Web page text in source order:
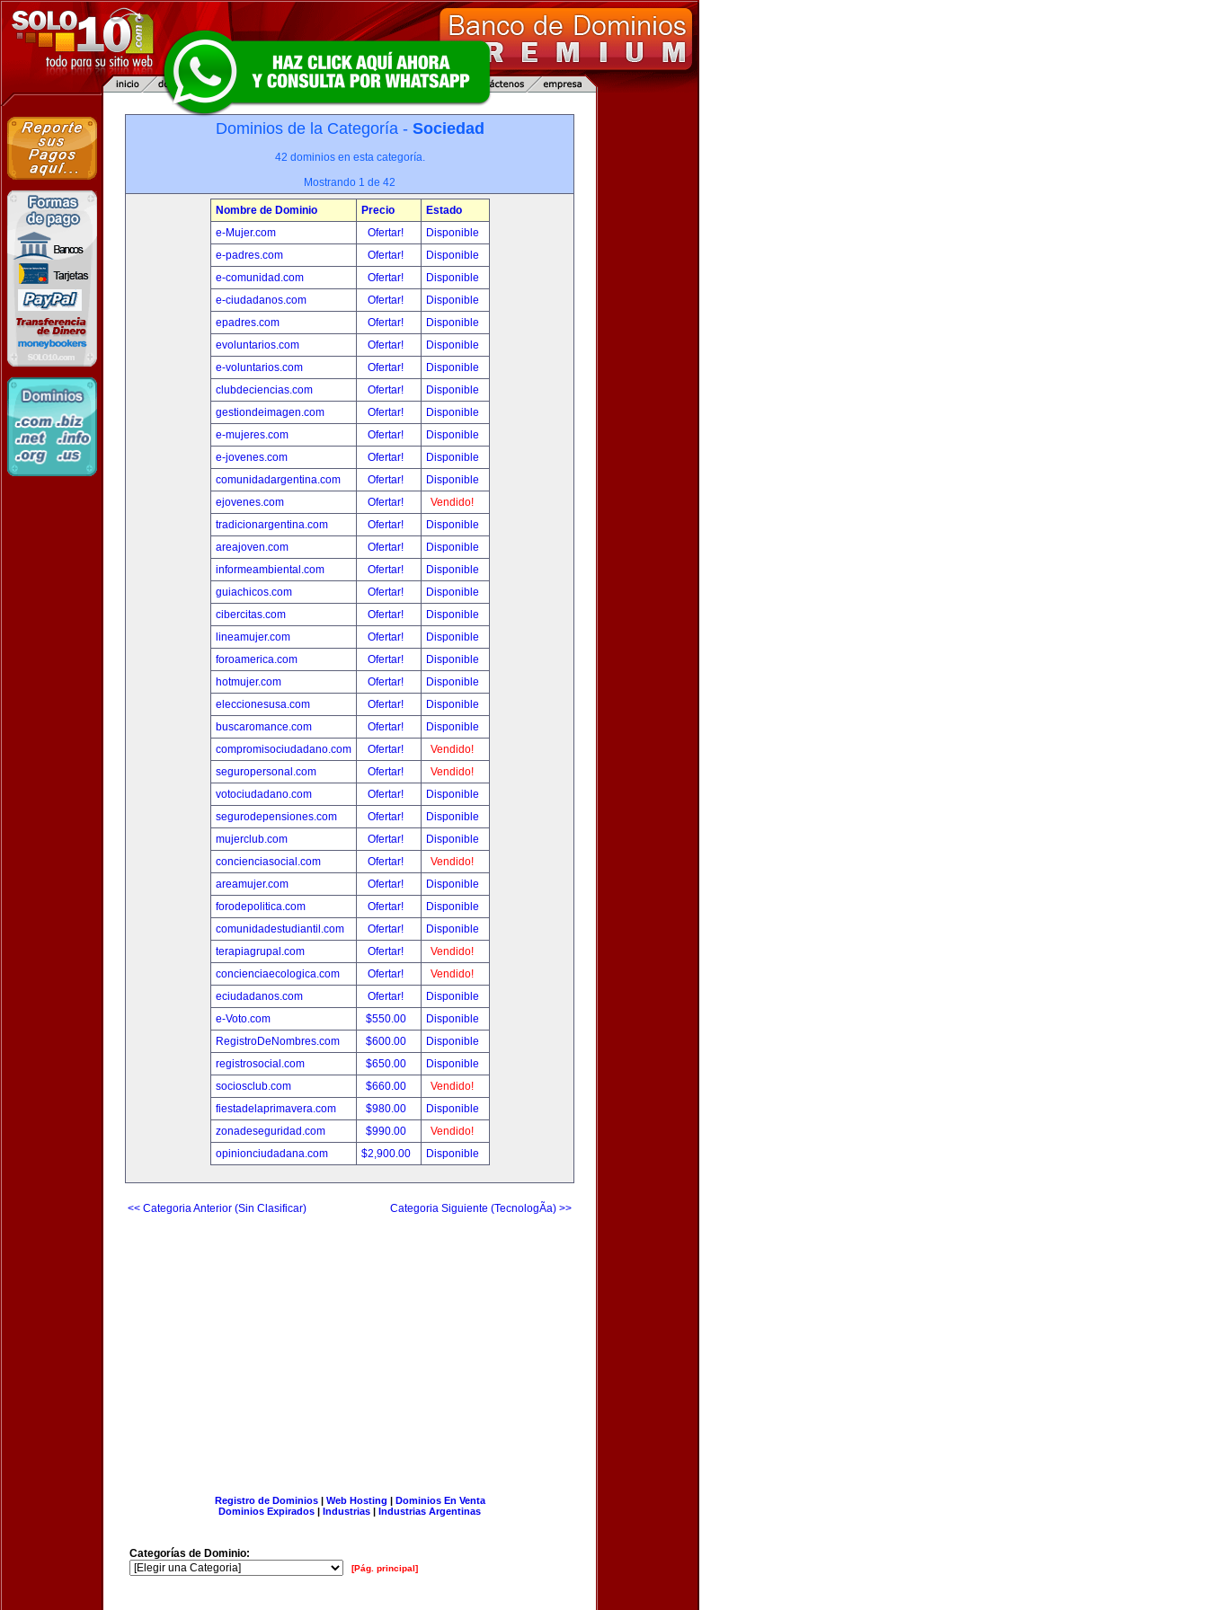
Dominios de la Categoría - Sociedad
42 dominios en esta categoría.
Mostrando 1 de 42
Nombre de Dominio Precio
Estado
e-Mujer.com
Ofertar!
Disponible
e-padres.com
Ofertar!
Disponible
e-comunidad.com
Ofertar!
Disponible
e-ciudadanos.com
Ofertar!
Disponible
epadres.com
Ofertar!
Disponible
evoluntarios.com
Ofertar!
Disponible
e-voluntarios.com
Ofertar!
Disponible
clubdeciencias.com
Ofertar!
Disponible
gestiondeimagen.com
Ofertar!
Disponible
e-mujeres.com
Ofertar!
Disponible
e-jovenes.com
Ofertar!
Disponible
comunidadargentina.com
Ofertar!
Disponible
ejovenes.com
Ofertar!
Vendido!
tradicionargentina.com
Ofertar!
Disponible
areajoven.com
Ofertar!
Disponible
informeambiental.com
Ofertar!
Disponible
guiachicos.com
Ofertar!
Disponible
cibercitas.com
Ofertar!
Disponible
lineamujer.com
Ofertar!
Disponible
foroamerica.com
Ofertar!
Disponible
hotmujer.com
Ofertar!
Disponible
eleccionesusa.com
Ofertar!
Disponible
buscaromance.com
Ofertar!
Disponible
compromisociudadano.com
Ofertar!
Vendido!
seguropersonal.com
Ofertar!
Vendido!
votociudadano.com
Ofertar!
Disponible
segurodepensiones.com
Ofertar!
Disponible
mujerclub.com
Ofertar!
Disponible
concienciasocial.com
Ofertar!
Vendido!
areamujer.com
Ofertar!
Disponible
forodepolitica.com
Ofertar!
Disponible
comunidadestudiantil.com
Ofertar!
Disponible
terapiagrupal.com
Ofertar!
Vendido!
concienciaecologica.com
Ofertar!
Vendido!
eciudadanos.com
Ofertar!
Disponible
e-Voto.com
$550.00
Disponible
RegistroDeNombres.com
$600.00
Disponible
registrosocial.com
$650.00
Disponible
sociosclub.com
$660.00
Vendido!
fiestadelaprimavera.com
$980.00
Disponible
zonadeseguridad.com
$990.00
Vendido!
opinionciudadana.com
$2,900.00 Disponible
<< Categoria Anterior (Sin Clasificar) Categoria Siguiente (TecnologÃ­a) >>
Registro de Dominios| Web Hosting | Dominios En Venta
Dominios Expirados | Industrias | Industrias Argentinas
Categorías de Dominio:
[Pág. principal]